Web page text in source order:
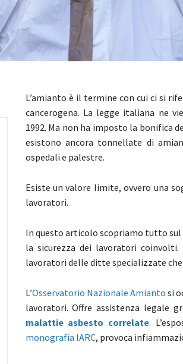
L’amianto è il termine con cui ci si
cancerogena. La legge italiana ne
1992. Ma non ha imposto la bonifica
esistono ancora tonnellate di
ospedali e palestre.
Esiste un valore limite, ovvero una
lavoratori.
In questo articolo scopriamo tutto
la sicurezza dei lavoratori
lavoratori delle ditte specializzate
L’Osservatorio Nazionale Amianto si
lavoratori. Offre assistenza legale
malattie asbesto correlate.
monografia IARC, provoca